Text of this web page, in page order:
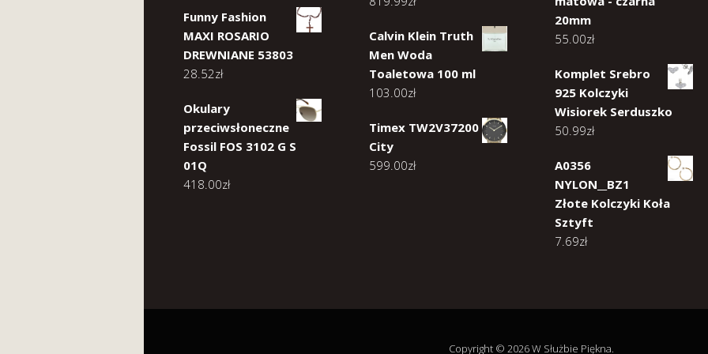
Funny Fashion
MAXI ROSARIO
DREWNIANE 53803
28.52zł
Okulary
przeciwsłoneczne
Fossil FOS 3102 G S
01Q
418.00zł
Calvin Klein Truth
Men Woda
Toaletowa 100 ml
103.00zł
Timex TW2V37200
City
599.00zł
20mm
55.00zł
Komplet Srebro
925 Kolczyki
Wisiorek Serduszko
50.99zł
A0356
NYLON__BZ1
Złote Kolczyki Koła
Sztyft
7.69zł
Copyright © 2026 W Służbie Piękna.